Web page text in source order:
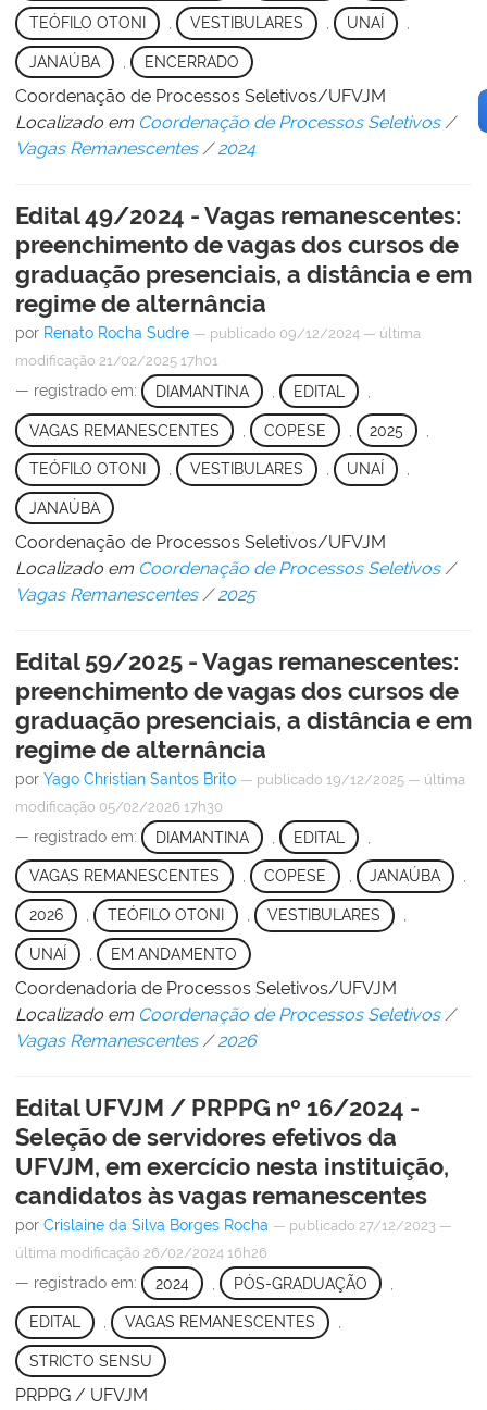
TEÓFILO OTONI , VESTIBULARES , UNAÍ ,
JANAÚBA ENCERRADO
Coordenação de Processos Seletivos/UFVJM
Localizado em Coordenação de Processos Seletivos /
Vagas Remanescentes /2024
Edital 49/2024 - Vagas remanescentes:
preenchimento de vagas dos cursos de
graduação presenciais, a distância e em
regime de alternância
por Renato Rocha Sudre — publicado 09/12/2024 — última
modificação 21/02/2025 17h01
— registrado em: DIAMANTINA EDITAL
VAGAS REMANESCENTES COPESE 2025
TEÓFILO OTONI , VESTIBULARES , UNAÍ ,
JANAÚBA
Coordenação de Processos Seletivos/UFVJM
Localizado em Coordenação de Processos Seletivos /
Vagas Remanescentes /2025
Edital 59/2025 - Vagas remanescentes:
preenchimento de vagas dos cursos de
graduação presenciais, a distância e em
regime de alternância
por Yago Christian Santos Brito — publicado 19/12/2025 — última
modificação 05/02/2026 17h30
— registrado em: DIAMANTINA EDITAL
VAGAS REMANESCENTES , COPESE , JANAÚBA ,
2026 TEÓFILO OTONI VESTIBULARES
UNAÍ EM ANDAMENTO
Coordenadoria de Processos Seletivos/UFVJM
Localizado em Coordenação de Processos Seletivos /
Vagas Remanescentes /2026
Edital UFVJM / PRPPG nº 16/2024 -
Seleção de servidores efetivos da
UFVJM, em exercício nesta instituição,
candidatos às vagas remanescentes
por Crislaine da Silva Borges Rocha — publicado 27/12/2023 —
última modificação 26/02/2024 16h26
— registrado em: 2024 PÓS-GRADUAÇÃO
EDITAL , VAGAS REMANESCENTES ,
STRICTO SENSU
PRPPG / UFVJM